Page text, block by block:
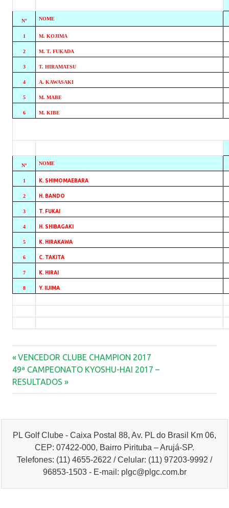
Nº NOME
1 M. KOJIMA
2 M. T. FUKADA
3 T. HIRAMATSU
4 A. KAWASAKI
5 M. MABE
6 M. KIBE
Nº NOME
1 K. SHIMOMAEBARA
2 H. BANDO
3 T. FUKAI
4 H. SHIBAGAKI
5 K. HIRAKAWA
6 C. TAKITA
7 K. HIRAI
8 Y. IIJIMA
Navegação
de
Post
Previous
Post:
VENCEDOR CLUBE CHAMPION 2017
Next
Post:
49ª CAMPEONATO KYOSHU-HAI 2017 –
RESULTADOS
PL Golf Clube - Caixa Postal 88, Av. PL do Brasil Km 06,
CEP: 07422-000, Bairro Pirituba – Arujá-SP.
Telefones: (11) 4655-2622 / Celular: (11) 97203-9992 /
96853-1503 - E-mail: plgc@plgc.com.br